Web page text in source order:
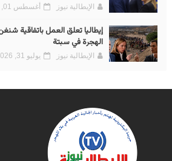
الإيطالية نيوز أغسطس 01, 2026
إيطاليا تعلق العمل باتفاقية
الهجرة في سبتة
الإيطالية نيوز يوليو 31, 2026